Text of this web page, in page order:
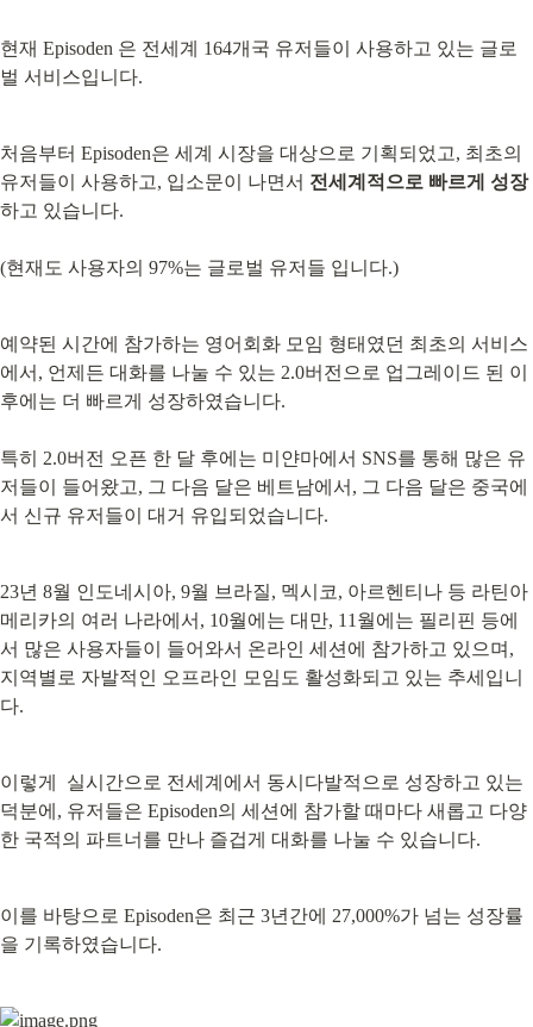
현재 Episoden 은 전세계 164개국 유저들이 사용하고 있는 글로
벌 서비스입니다.
처음부터 Episoden은 세계 시장을 대상으로 기획되었고, 최초의
유저들이 사용하고, 입소문이 나면서 전세계적으로 빠르게 성장
하고 있습니다.
(현재도 사용자의 97%는 글로벌 유저들 입니다.)
예약된 시간에 참가하는 영어회화 모임 형태였던 최초의 서비스
에서, 언제든 대화를 나눌 수 있는 2.0버전으로 업그레이드 된 이
후에는 더 빠르게 성장하였습니다.
특히 2.0버전 오픈 한 달 후에는 미얀마에서 SNS를 통해 많은 유
저들이 들어왔고, 그 다음 달은 베트남에서, 그 다음 달은 중국에
서 신규 유저들이 대거 유입되었습니다.
23년 8월 인도네시아, 9월 브라질, 멕시코, 아르헨티나 등 라틴아
메리카의 여러 나라에서, 10월에는 대만, 11월에는 필리핀 등에
서 많은 사용자들이 들어와서 온라인 세션에 참가하고 있으며,
지역별로 자발적인 오프라인 모임도 활성화되고 있는 추세입니
다.
이렇게  실시간으로 전세계에서 동시다발적으로 성장하고 있는
덕분에, 유저들은 Episoden의 세션에 참가할 때마다 새롭고 다양
한 국적의 파트너를 만나 즐겁게 대화를 나눌 수 있습니다.
이를 바탕으로 Episoden은 최근 3년간에 27,000%가 넘는 성장률
을 기록하였습니다.